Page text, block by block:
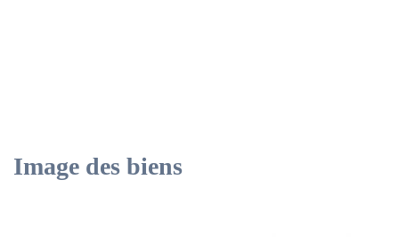
Image des biens